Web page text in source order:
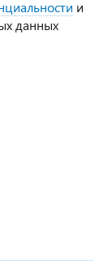
и
данных